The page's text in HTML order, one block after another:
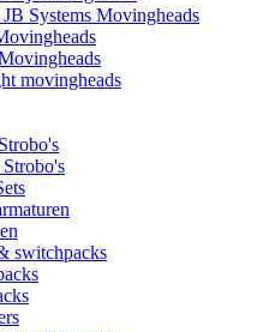
Systems Movingheads
movingheads
switchpacks